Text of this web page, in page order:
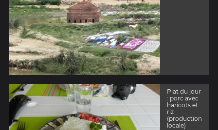
Plat du jour
: porc avec
haricots et
riz
(production
locale)